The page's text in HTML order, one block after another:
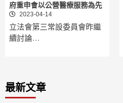
府重申會以公營醫療服務為先
2023-04-14
立法會第三常設委員會昨繼
續討論…
最新文章